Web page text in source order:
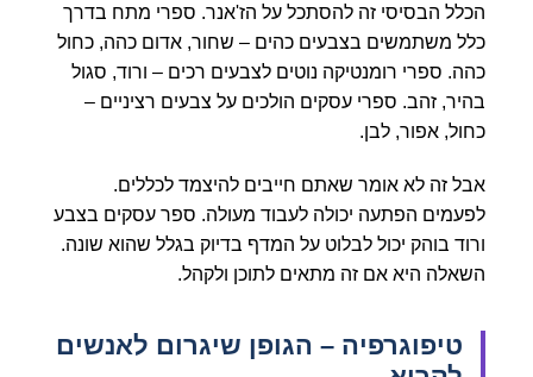
הכלל הבסיסי זה להסתכל על הז'אנר. ספרי מתח בדרך
כלל משתמשים בצבעים כהים – שחור, אדום כהה, כחול
כהה. ספרי רומנטיקה נוטים לצבעים רכים – ורוד, סגול
בהיר, זהב. ספרי עסקים הולכים על צבעים רציניים –
כחול, אפור, לבן.
אבל זה לא אומר שאתם חייבים להיצמד לכללים.
לפעמים הפתעה יכולה לעבוד מעולה. ספר עסקים בצבע
ורוד בוהק יכול לבלוט על המדף בדיוק בגלל שהוא שונה.
השאלה היא אם זה מתאים לתוכן ולקהל.
טיפוגרפיה – הגופן שיגרום לאנשים